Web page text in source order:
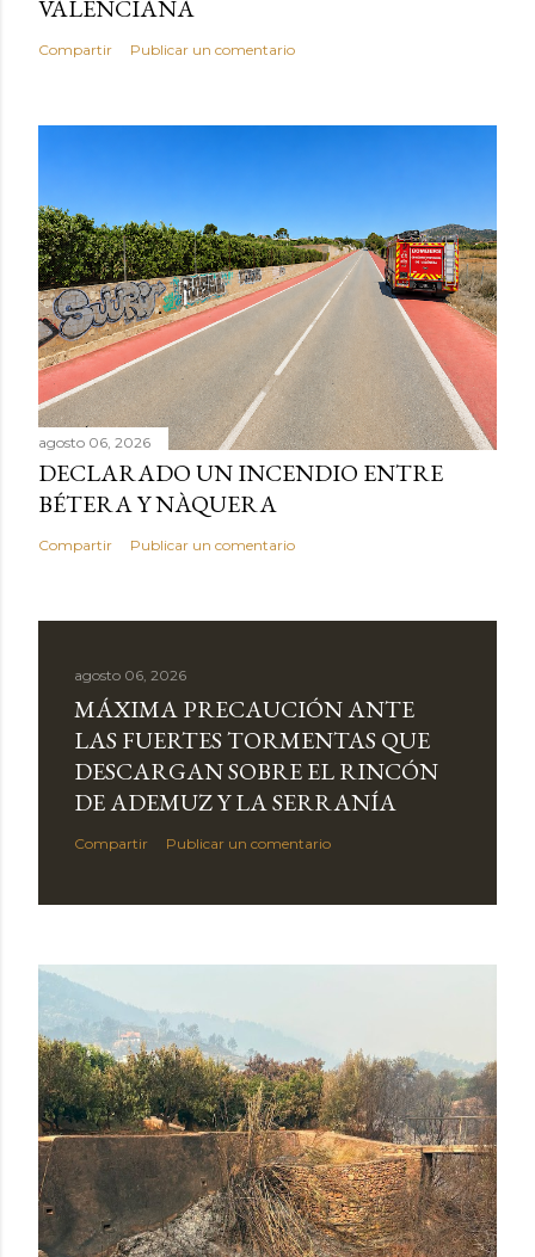
VALENCIANA
Compartir Publicar un comentario
agosto 06, 2026
DECLARADO UN INCENDIO ENTRE
BÉTERA Y NÀQUERA
Compartir Publicar un comentario
agosto 06, 2026
MÁXIMA PRECAUCIÓN ANTE
LAS FUERTES TORMENTAS QUE
DESCARGAN SOBRE EL RINCÓN
DE ADEMUZ Y LA SERRANÍA
Compartir Publicar un comentario